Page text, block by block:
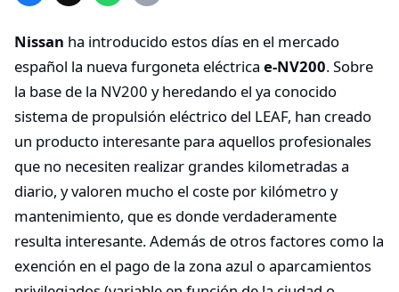
Nissan ha introducido estos días en el mercado
español la nueva furgoneta eléctrica e-NV200. Sobre
la base de la NV200 y heredando el ya conocido
sistema de propulsión eléctrico del LEAF, han creado
un producto interesante para aquellos profesionales
que no necesiten realizar grandes kilometradas a
diario, y valoren mucho el coste por kilómetro y
mantenimiento, que es donde verdaderamente
resulta interesante. Además de otros factores como la
exención en el pago de la zona azul o aparcamientos